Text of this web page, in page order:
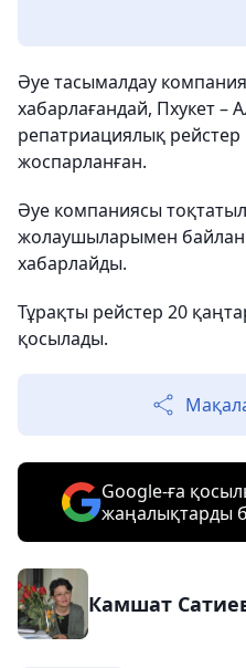
Әуе тасымалдау
хабарлағандай, Пхукет
репатриациялық рейстер
жоспарланған.
Әуе компаниясы
жолаушыларымен
хабарлайды.
Тұрақты рейстер 20
қосылады.
Google-ға
жаңалықтарды
Камшат